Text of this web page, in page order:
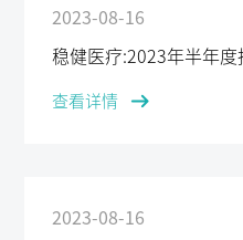
2023-08-16
稳健医疗:2023年半年度
查看详情
2023-08-16